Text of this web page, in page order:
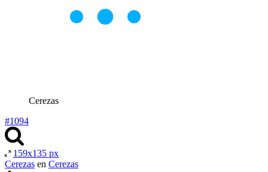
Cerezas
#1094
159x135 px
Cerezas en Cerezas